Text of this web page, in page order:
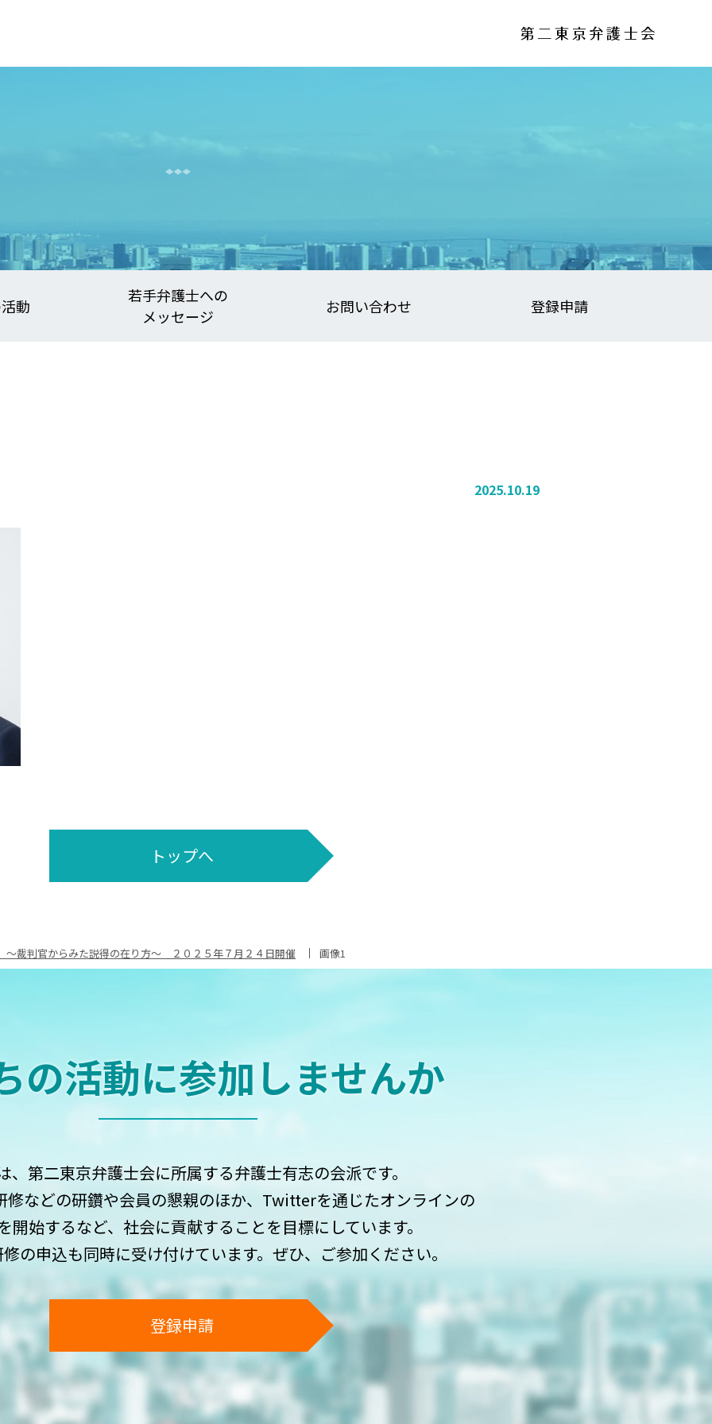
動
若手弁護士への
メッセージ
お問い合わせ 登録申請
2025.10.19
トップへ
～裁判官からみた説得の在り方～ ２０２５年７月２４日開催 画像1
の活動に参加しませんか
、第二東京弁護士会に所属する弁護士有志の会派です。
修などの研鑽や会員の懇親のほか、Twitterを通じたオンラインの
開始するなど、社会に貢献することを目標にしています。
の申込も同時に受け付けています。ぜひ、ご参加ください。
登録申請